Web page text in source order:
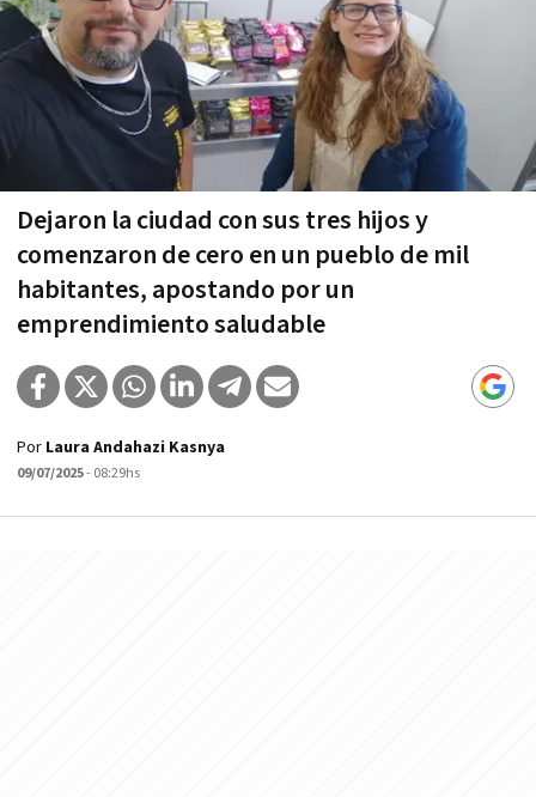
Dejaron la ciudad con sus tres hijos y
comenzaron de cero en un pueblo de mil
habitantes, apostando por un
emprendimiento saludable
Por Laura Andahazi Kasnya
09/07/2025- 08:29hs